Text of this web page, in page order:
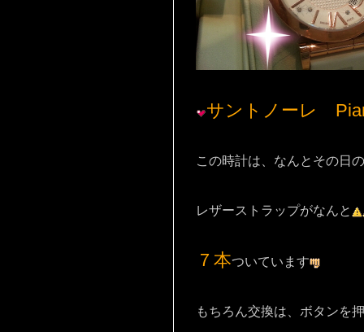
サントノーレ
この時計は、なんとその日
レザーストラップがなんと
７本ついています
もちろん交換は、ボタンを